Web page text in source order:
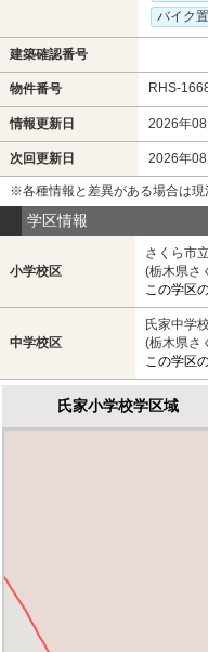
バイク
建築確認番号
物件番号 RHS-
情報更新日 2026年08
次回更新日 2026年08
※各種情報と差異がある場合は現
学区情報
小学校区
さくら市
(栃木県さ
この学区
中学校区
氏家中学
(栃木県さ
この学区
氏家小学校学区域